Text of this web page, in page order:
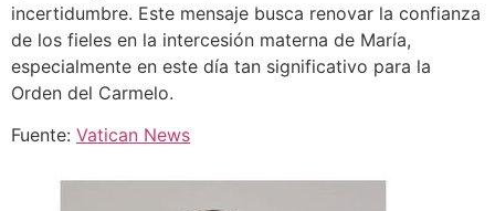
incertidumbre. Este mensaje busca renovar la confianza
de los fieles en la intercesión materna de María,
especialmente en este día tan significativo para la
Orden del Carmelo.
Fuente: Vatican News